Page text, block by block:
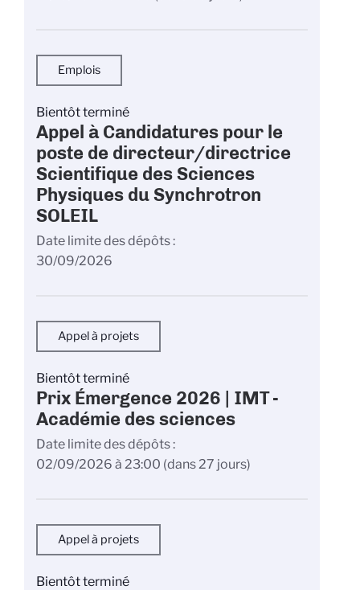
Emplois
Bientôt terminé
Appel à Candidatures pour le
poste de directeur/directrice
Scientifique des Sciences
Physiques du Synchrotron
SOLEIL
Date limite des dépôts
30/09/2026
Appel à projets
Bientôt terminé
Prix Émergence 2026 | IMT -
Académie des sciences
Date limite des dépôts
02/09/2026 à 23:00 (dans 27 jours)
Appel à projets
Bientôt terminé